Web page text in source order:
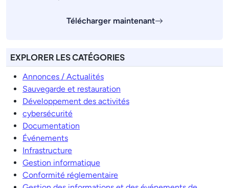
Télécharger maintenant
EXPLORER LES CATÉGORIES
Annonces / Actualités
Sauvegarde et restauration
Développement des activités
cybersécurité
Documentation
Événements
Infrastructure
Gestion informatique
Conformité réglementaire